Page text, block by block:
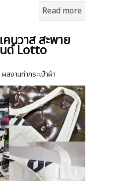
Read more
นวาส สะพาย
ด์ Lotto
ลงานทำกระเป๋าผ้า